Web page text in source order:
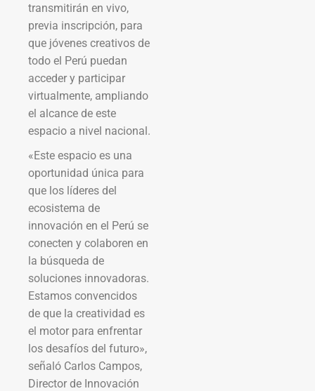
transmitirán en vivo,
previa inscripción, para
que jóvenes creativos de
todo el Perú puedan
acceder y participar
virtualmente, ampliando
el alcance de este
espacio a nivel nacional.
«Este espacio es una
oportunidad única para
que los líderes del
ecosistema de
innovación en el Perú se
conecten y colaboren en
la búsqueda de
soluciones innovadoras.
Estamos convencidos
de que la creatividad es
el motor para enfrentar
los desafíos del futuro»,
señaló Carlos Campos,
Director de Innovación